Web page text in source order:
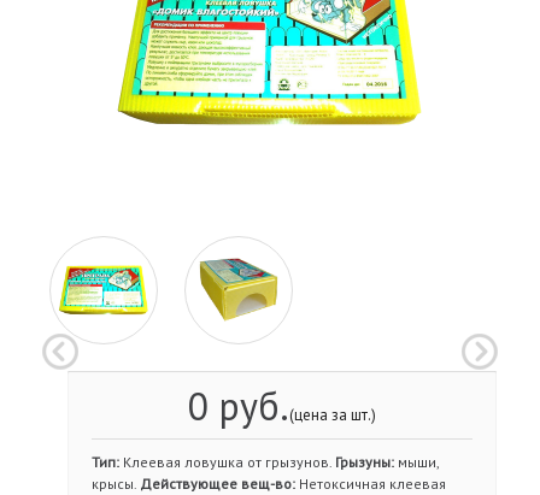
0 руб.(цена за шт.)
Тип: Клеевая ловушка от грызунов. Грызуны: мыши,
крысы. Действующее вещ-во: Нетоксичная клеевая